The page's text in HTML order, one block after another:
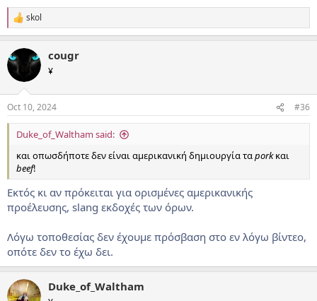
R
e
c
t
i
s
:
skol
cougr
¥
Oct 10, 2024 #36
Duke_of_Waltham said:
και οπωσδήποτε δεν είναι αμερικανική δημιουργία ταporkκαι
beef!
Εκτός κι αν πρόκειται για ορισμένες αμερικανικής
προέλευσης, slang εκδοχές των όρων.
Λόγω τοποθεσίας δεν έχουμε πρόσβαση στο εν λόγω βίντεο,
οπότε δεν το έχω δει.
Duke_of_Waltham